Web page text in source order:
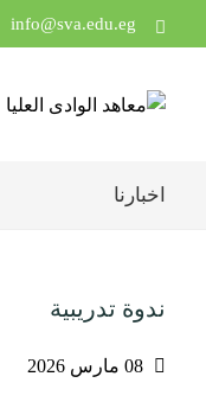
اخبارنا
ندوة تدريبية